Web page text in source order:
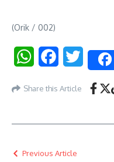
(Orik / 002)
WhatsAppFacebookTwitter
Share this Article
Previous Article